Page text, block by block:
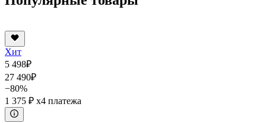
Хит
5 498₽
27 490₽
−80%
1 375 ₽ x4 платежа